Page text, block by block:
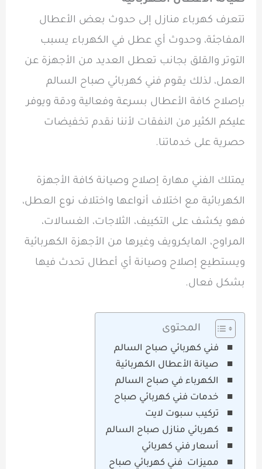
تتعرف كهرباء منازل إلى حدوث بعض الأعطال
المفاجئة، وحدوث أي عطل في الكهرباء يسبب
التوتر والقلق بجانب تعطل العديد من الأجهزة عن
العمل، لذلك يقوم فني كهربائي صباح السالم
بإصلاح كافة الأعطال بسرعة وفعالية ودقة ويوفر
عليكم الكثير من النفقات لأننا نقدم تخفيضات
حصرية على خدماتنا.
يمتلك الفني مهارة إصلاح وصيانة كافة الأجهزة
الكهربائية مع اختلاف أنواعها واختلاف نوع العطل،
فهو يكشف على التكييف، الثلاجات، الغسالات،
المراوح، المايكرويف وغيرها من الأجهزة الكهربائية
ويستطيع إصلاح وصيانة أي أعطال تحدث فيها
بشكل فعال.
المحتوى
فني كهربائي صباح السالم
صيانة الأعطال الكهربائية
الكهرباء في صباح السالم
خدمات فني كهربائي صباح
تركيب سبوت لايت
كهربائي منازل صباح السالم
أسعار فني كهربائي
مميزات فني كهربائي صباح